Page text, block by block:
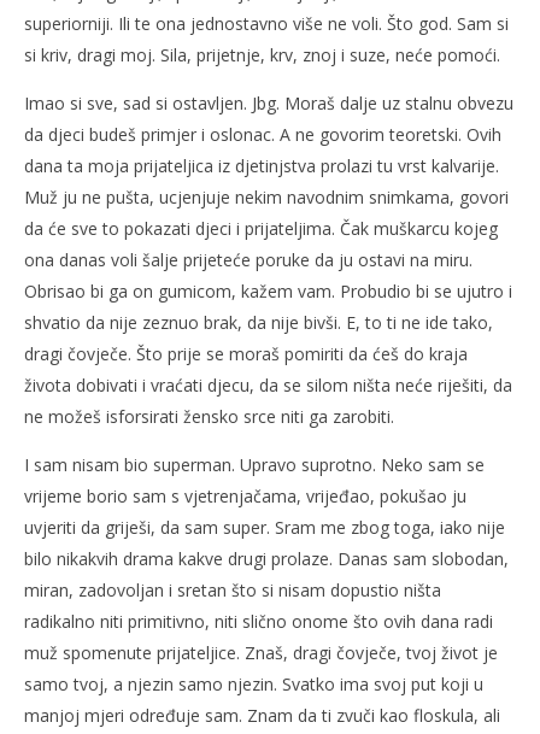
superiorniji. Ili te ona jednostavno više ne voli. Što god. Sam si
si kriv, dragi moj. Sila, prijetnje, krv, znoj i suze, neće pomoći.
Imao si sve, sad si ostavljen. Jbg. Moraš dalje uz stalnu obvezu
da djeci budeš primjer i oslonac. A ne govorim teoretski. Ovih
dana ta moja prijateljica iz djetinjstva prolazi tu vrst kalvarije.
Muž ju ne pušta, ucjenjuje nekim navodnim snimkama, govori
da će sve to pokazati djeci i prijateljima. Čak muškarcu kojeg
ona danas voli šalje prijeteće poruke da ju ostavi na miru.
Obrisao bi ga on gumicom, kažem vam. Probudio bi se ujutro i
shvatio da nije zeznuo brak, da nije bivši. E, to ti ne ide tako,
dragi čovječe. Što prije se moraš pomiriti da ćeš do kraja
života dobivati i vraćati djecu, da se silom ništa neće riješiti, da
ne možeš isforsirati žensko srce niti ga zarobiti.
I sam nisam bio superman. Upravo suprotno. Neko sam se
vrijeme borio sam s vjetrenjačama, vrijeđao, pokušao ju
uvjeriti da griješi, da sam super. Sram me zbog toga, iako nije
bilo nikakvih drama kakve drugi prolaze. Danas sam slobodan,
miran, zadovoljan i sretan što si nisam dopustio ništa
radikalno niti primitivno, niti slično onome što ovih dana radi
muž spomenute prijateljice. Znaš, dragi čovječe, tvoj život je
samo tvoj, a njezin samo njezin. Svatko ima svoj put koji u
manjoj mjeri određuje sam. Znam da ti zvuči kao floskula, ali